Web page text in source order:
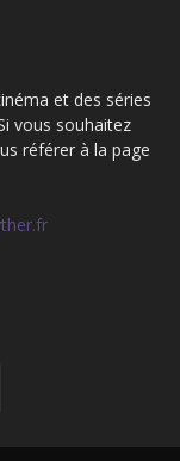
et des séries
vous souhaitez
référer à la page